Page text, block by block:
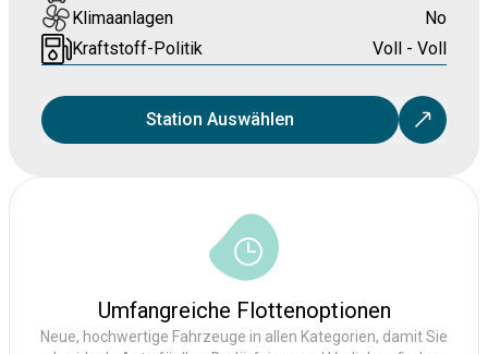
Umfangreiche Flottenoptionen
Neue, hochwertige Fahrzeuge in allen Kategorien, damit Sie
Klimaanlagen
No
Kraftstoff-Politik
Voll - Voll
Station Auswählen